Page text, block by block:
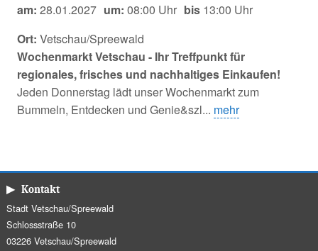
am: 28.01.2027 um: 08:00 Uhr bis 13:00 Uhr
Ort: Vetschau/Spreewald
Wochenmarkt Vetschau - Ihr Treffpunkt für
regionales, frisches und nachhaltiges Einkaufen!
Jeden Donnerstag lädt unser Wochenmarkt zum
Bummeln, Entdecken und Genie&szl... mehr
▶ Kontakt
Stadt Vetschau/Spreewald
Schlossstraße 10
03226 Vetschau/Spreewald